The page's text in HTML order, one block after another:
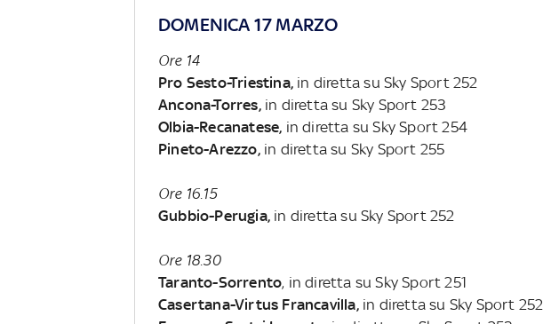
DOMENICA 17 MARZO
Ore 14
Pro Sesto-Triestina, in diretta su Sky Sport 252
Ancona-Torres,in diretta su Sky Sport 253
Olbia-Recanatese, in diretta su Sky Sport 254
Pineto-Arezzo,in diretta su Sky Sport 255
Ore 16.15
Gubbio-Perugia, in diretta su Sky Sport 252
Ore 18.30
Taranto-Sorrento, in diretta su Sky Sport 251
Casertana-Virtus Francavilla,in diretta su Sky Sport 252